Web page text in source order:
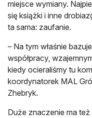
miejsce wymiany.
się książki i inne
ta sama: zaufanie.
– Na tym właśnie
współpracy,
kiedy ocieraliśmy tu
koordynatorek MAL
Zhebryk.
Duże znaczenie ma